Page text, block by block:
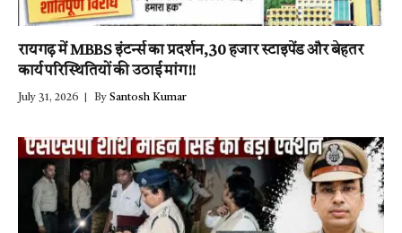
रायगढ़ में MBBS इंटर्न्स का प्रदर्शन,30 हजार स्टाइपेंड और बेहतर
कार्य परिस्थितियों की उठाई मांग!!
July 31, 2026 By Santosh Kumar